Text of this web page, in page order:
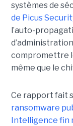
systèmes de
de Picus
l’auto-
compromettre
même que le
Ce rapport fait
ransomware
Intelligence fin